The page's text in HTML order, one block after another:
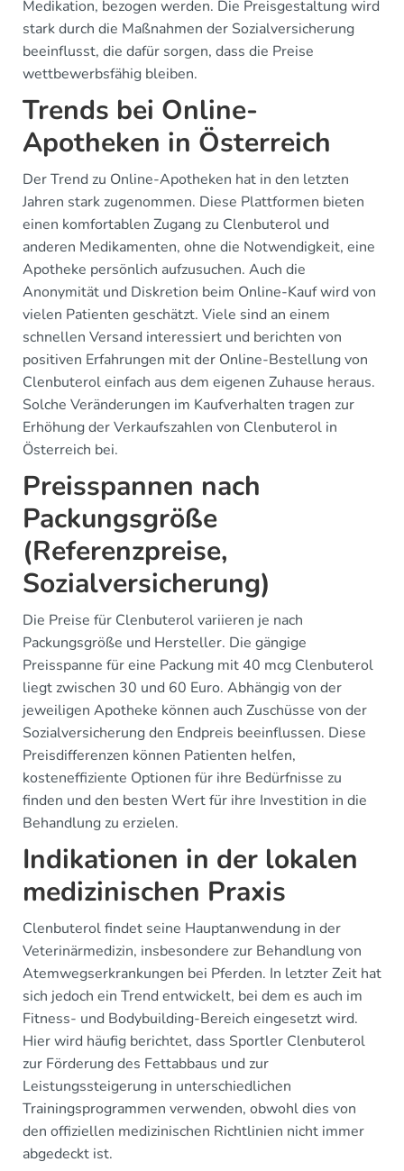
Medikation, bezogen werden. Die Preisgestaltung wird
stark durch die Maßnahmen der Sozialversicherung
beeinflusst, die dafür sorgen, dass die Preise
wettbewerbsfähig bleiben.
Trends bei Online-
Apotheken in Österreich
Der Trend zu Online-Apotheken hat in den letzten
Jahren stark zugenommen. Diese Plattformen bieten
einen komfortablen Zugang zu Clenbuterol und
anderen Medikamenten, ohne die Notwendigkeit, eine
Apotheke persönlich aufzusuchen. Auch die
Anonymität und Diskretion beim Online-Kauf wird von
vielen Patienten geschätzt. Viele sind an einem
schnellen Versand interessiert und berichten von
positiven Erfahrungen mit der Online-Bestellung von
Clenbuterol einfach aus dem eigenen Zuhause heraus.
Solche Veränderungen im Kaufverhalten tragen zur
Erhöhung der Verkaufszahlen von Clenbuterol in
Österreich bei.
Preisspannen nach
Packungsgröße
(Referenzpreise,
Sozialversicherung)
Die Preise für Clenbuterol variieren je nach
Packungsgröße und Hersteller. Die gängige
Preisspanne für eine Packung mit 40 mcg Clenbuterol
liegt zwischen 30 und 60 Euro. Abhängig von der
jeweiligen Apotheke können auch Zuschüsse von der
Sozialversicherung den Endpreis beeinflussen. Diese
Preisdifferenzen können Patienten helfen,
kosteneffiziente Optionen für ihre Bedürfnisse zu
finden und den besten Wert für ihre Investition in die
Behandlung zu erzielen.
Indikationen in der lokalen
medizinischen Praxis
Clenbuterol findet seine Hauptanwendung in der
Veterinärmedizin, insbesondere zur Behandlung von
Atemwegserkrankungen bei Pferden. In letzter Zeit hat
sich jedoch ein Trend entwickelt, bei dem es auch im
Fitness- und Bodybuilding-Bereich eingesetzt wird.
Hier wird häufig berichtet, dass Sportler Clenbuterol
zur Förderung des Fettabbaus und zur
Leistungssteigerung in unterschiedlichen
Trainingsprogrammen verwenden, obwohl dies von
den offiziellen medizinischen Richtlinien nicht immer
abgedeckt ist.